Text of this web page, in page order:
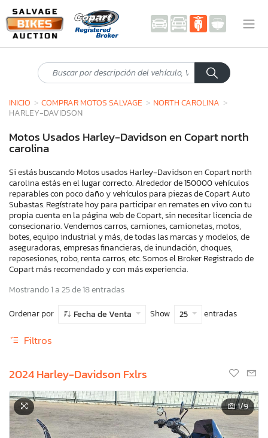
INICIO COMPRAR MOTOS SALVAGE
NORTH CAROLINA
HARLEY-DAVIDSON
Motos Usados Harley-Davidson en Copart north
carolina
Si estás buscando Motos usados Harley-Davidson en Copart north
carolina estás en el lugar correcto. Alrededor de 150000 vehículos
reparables con poco daño y vehículos para piezas de Copart Auto
Subastas. Regístrate hoy para participar en remates en vivo con tu
propia cuenta en la página web de Copart, sin necesitar licencia de
consecionario. Vendemos carros, camiones, camionetas, motos,
botes, equipo industrial y más, de todas las marcas y modelos, de
aseguradoras, empresas financieras, de inundación, choques,
reposesiones, robo, renta carros, etc. Somos el Broker Registrado de
Copart más recomendado y con más experiencia.
Mostrando 1 a 25 de 18 entradas
Ordenar por
Fecha de Venta Show 25 entradas
Filtros
2024 Harley-Davidson Fxlrs
1/9